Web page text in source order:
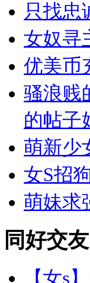
只找忠
女奴寻
优美币
骚浪贱
的帖子
萌新少
女S招
萌妹求
同好交友
【女s